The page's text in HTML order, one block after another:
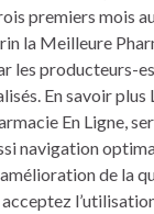
premiers mois
la Meilleure
les producteurs-
En savoir
En Ligne,
navigation
de la